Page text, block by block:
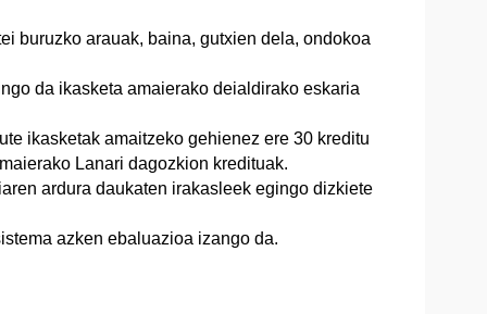
buruzko arauak, baina, gutxien dela, ondokoa
da ikasketa amaierako deialdirako eskaria
ikasketak amaitzeko gehienez ere 30 kreditu
Lanari dagozkion kredituak.
ardura daukaten irakasleek egingo dizkiete
azken ebaluazioa izango da.